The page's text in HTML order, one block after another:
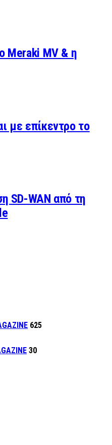
Meraki MV & η
με επίκεντρο το
SD-WAN από τη
625
30